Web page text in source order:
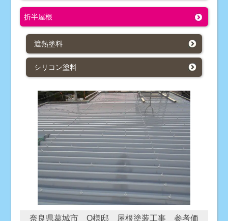
折半屋根
遮熱塗料
シリコン塗料
奈良県葛城市 O様邸 屋根塗装工事 参考価